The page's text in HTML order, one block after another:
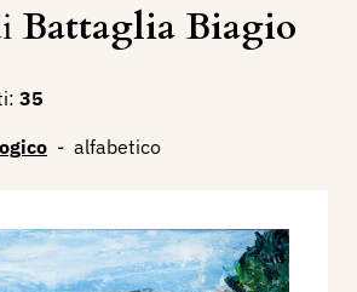
Battaglia Biagio
35
- alfabetico